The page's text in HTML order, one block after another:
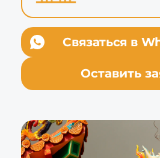
Связаться в
Оставить